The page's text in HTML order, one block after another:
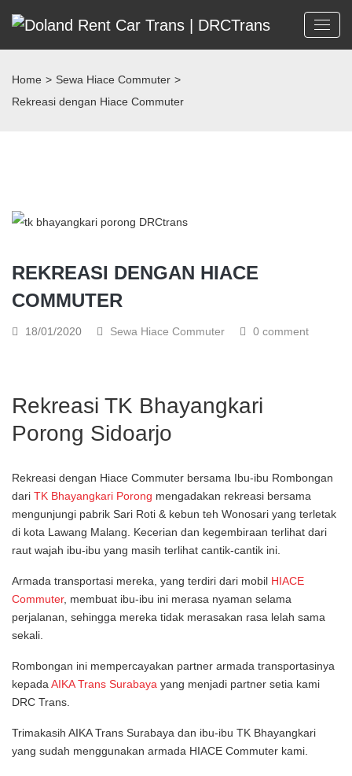
Home > Sewa Hiace Commuter >
Rekreasi dengan Hiace Commuter
REKREASI DENGAN HIACE
COMMUTER
18/01/2020 Sewa Hiace Commuter 0 comment
Rekreasi TK Bhayangkari
Porong Sidoarjo
Rekreasi dengan Hiace Commuter bersama Ibu-ibu Rombongan
dari TK Bhayangkari Porong mengadakan rekreasi bersama
mengunjungi pabrik Sari Roti & kebun teh Wonosari yang terletak
di kota Lawang Malang. Kecerian dan kegembiraan terlihat dari
raut wajah ibu-ibu yang masih terlihat cantik-cantik ini.
Armada transportasi mereka, yang terdiri dari mobil HIACE
Commuter, membuat ibu-ibu ini merasa nyaman selama
perjalanan, sehingga mereka tidak merasakan rasa lelah sama
sekali.
Rombongan ini mempercayakan partner armada transportasinya
kepadaAIKA Trans Surabaya yang menjadi partner setia kami
DRC Trans.
Trimakasih AIKA Trans Surabaya dan ibu-ibu TK Bhayangkari
yang sudah menggunakan armada HIACE Commuter kami.